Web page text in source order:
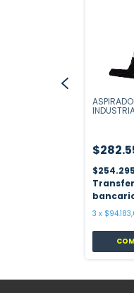
3 x